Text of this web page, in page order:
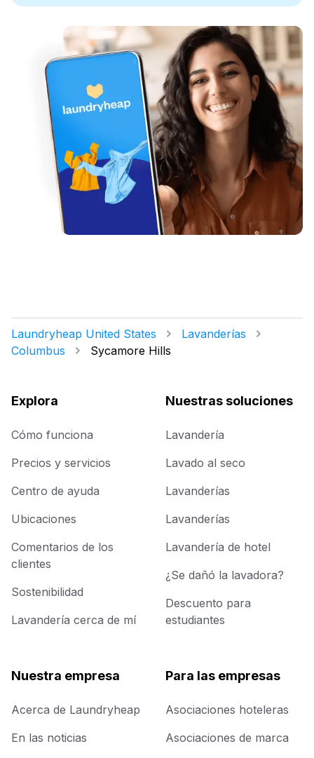
Laundryheap United States
Lavanderías
Columbus
Sycamore Hills
Explora
Cómo funciona
Precios y servicios
Centro de ayuda
Ubicaciones
Comentarios de los
clientes
Sostenibilidad
Lavandería cerca de mí
Nuestras soluciones
Lavandería
Lavado al seco
Lavanderías
Lavanderías
Lavandería de hotel
¿Se dañó la lavadora?
Descuento para
estudiantes
Nuestra empresa
Acerca de Laundryheap
En las noticias
Para las empresas
Asociaciones hoteleras
Asociaciones de marca